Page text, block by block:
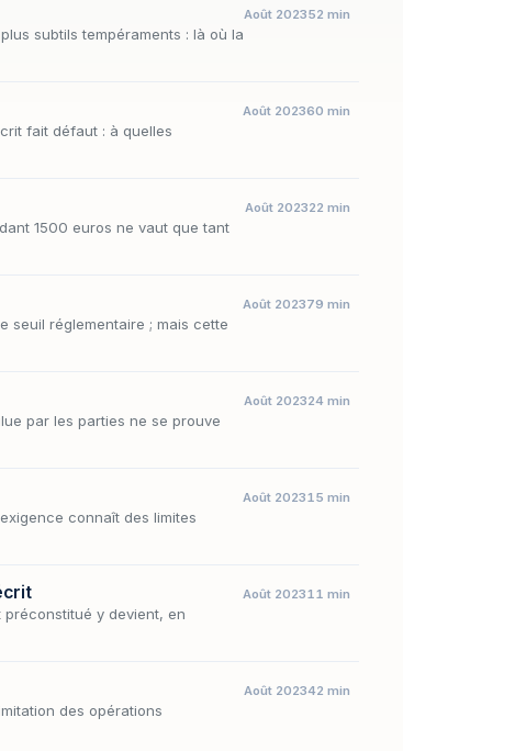
subtils tempéraments : là où la
Août 202352 min
fait défaut : à quelles
Août 202360 min
1500 euros ne vaut que tant
Août 202322 min
seuil réglementaire ; mais cette
Août 202379 min
par les parties ne se prouve
Août 202324 min
connaît des limites
Août 202315 min
y devient, en
Août 202311 min
des opérations
Août 202342 min